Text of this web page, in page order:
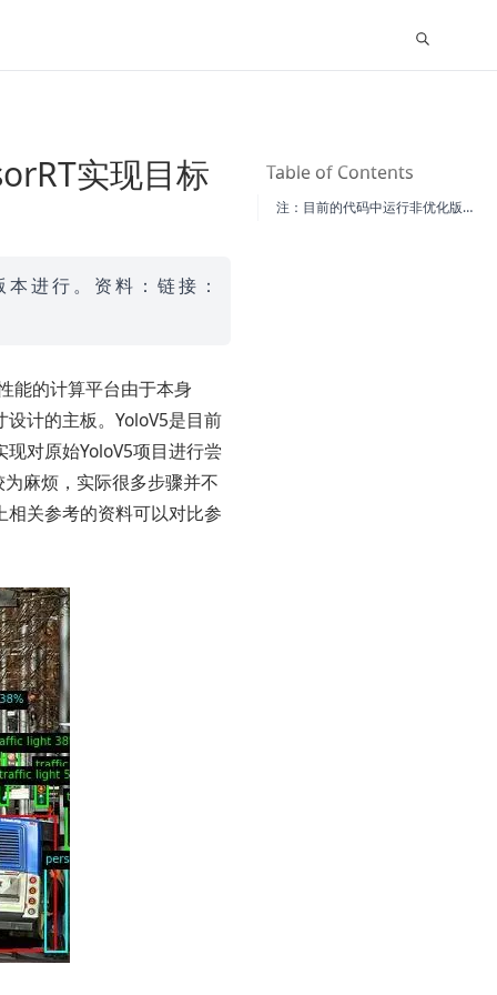
实现目标
进行。资料：链接：
能的计算平台由于本身
计的主板。YoloV5是目前
对原始YoloV5项目进行尝
麻烦，实际很多步骤并不
关参考的资料可以对比参
Table of Contents
注：目前的代码中运行非优化版本可能会导致JetsonNano死机，可直接参考下一节TensorRT加速的代码进行测试！